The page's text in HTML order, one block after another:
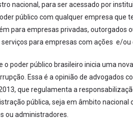
nacional, para ser acessado por
público com qualquer empresa que
para empresas privadas, outorgados
para empresas com ações e/
o poder público brasileiro inicia uma
Essa é a opinião de advogados
que regulamenta a
pública, seja em âmbito
ou administradores.